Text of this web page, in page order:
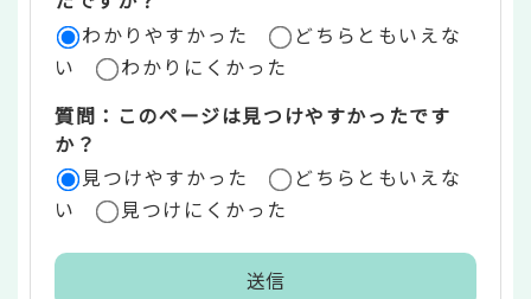
ア
わかりやすかった
どちらともいえな
い
わかりにくかった
質問：このページは見つけやすかったです
か？
見つけやすかった
どちらともいえな
い
見つけにくかった